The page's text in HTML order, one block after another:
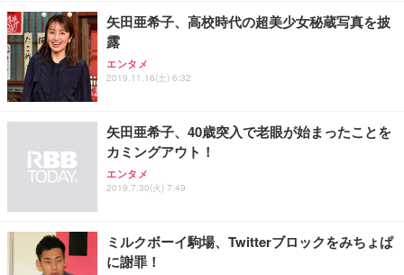
ョン PCチェア 通気性メッシュ ゲーミング/勉強/事
務用 おしゃれ パソコンチェア (ブラック)
Sezlife オフィスチェア デスクチェア 疲れない テレ
ワーク チェア 強化バックレスト 30度ロッキング機
能 人間工学 椅子 腰サポート 90度跳ね上げ式アーム
務用 おしゃれ パソコンチェア (ホワイト)
ANDWINT オフィスチェア デスクチェア 肘なし メ
ッシュ 通気性 ランバーサポート付き 腰サポート ガ
ス圧無段階昇降 360度回転 キャスター付き コンパク
【整備済み品】Dell E2724HS 27インチ 液晶モニタ
ー フルHD（1920×1080）VA 非光沢 HDMI/DisplayP
ort/VGA スピーカー内蔵 高さ調整 スイベル VESA対
【MiniLED/24.5inch/280Hz/FHD】GRAPHT THE S
HOOTER Gaming Monitor 24” Essential ゲーミン
グモニター QD 24.5インチ 1ms FHD 量子ドット 残
Smart Basic(スマートベーシック) 【Amazon.co.jp
限定】 Smart Basic アイリスオーヤマ ペットシーツ
超厚型 お徳用 ワイド 100枚入 (x 1) (ケース販売)
アイリスオーヤマ ペットシーツ 超厚型 お徳用 レギ
ュラー 200枚入【Amazon.co.jp限定】
矢田亜希子、高校時代の超美少女秘蔵写真を披
露
エンタメ
2019.11.16(土) 6:32
矢田亜希子、40歳突入で老眼が始まったことを
カミングアウト！
エンタメ
2019.7.30(火) 7:49
ミルクボーイ駒場、Twitterブロックをみちょぱ
に謝罪！